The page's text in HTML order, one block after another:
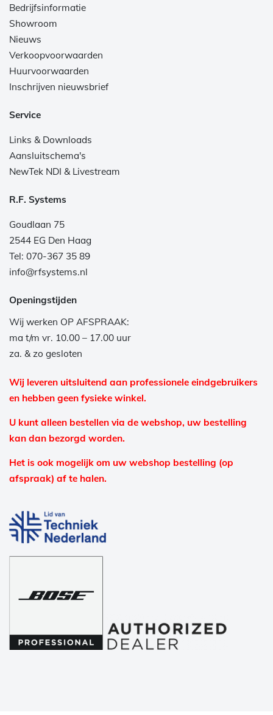
Bedrijfsinformatie
Showroom
Nieuws
Verkoopvoorwaarden
Huurvoorwaarden
Inschrijven nieuwsbrief
Service
Links & Downloads
Aansluitschema's
NewTek NDI & Livestream
R.F. Systems
Goudlaan 75
2544 EG Den Haag
Tel: 070-367 35 89
info@rfsystems.nl
Openingstijden
Wij werken OP AFSPRAAK:
ma t/m vr. 10.00 – 17.00 uur
za. & zo gesloten
Wij leveren uitsluitend aan professionele eindgebruikers
en hebben geen fysieke winkel.
U kunt alleen bestellen via de webshop, uw bestelling
kan dan bezorgd worden.
Het is ook mogelijk om uw webshop bestelling (op
afspraak) af te halen.